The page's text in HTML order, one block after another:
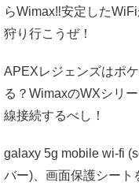
らWimax‼安定した
狩り行こうぜ！
APEXレジェンズはポ
る？WimaxのWXシリ
線接続するべし！
galaxy 5g mobile wi-fi
バー)、画面保護シート